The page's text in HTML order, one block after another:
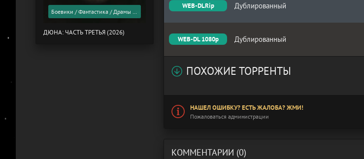
WEB-DLRip Дублированный
WEB-DL 1080p Дублированный
ПОХОЖИЕ ТОРРЕНТЫ
НАШЕЛ ОШИБКУ? ЕСТЬ ЖАЛОБА? ЖМИ!
Пожаловаться администрации
КОММЕНТАРИИ (0)
Боевики / Фантастика / Драмы / Фильмы 2026 года / Скоро в кино
ДЮНА: ЧАСТЬ ТРЕТЬЯ (2026)